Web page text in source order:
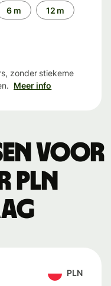
6 m 12 m
zonder stiekeme
Meer info
voor
PLN
PLN